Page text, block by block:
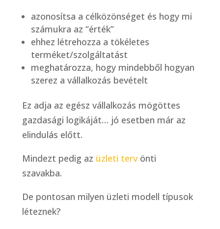
azonosítsa a célközönséget és hogy mi
számukra az “érték”
ehhez létrehozza a tökéletes
terméket/szolgáltatást
meghatározza, hogy mindebből hogyan
szerez a vállalkozás bevételt
Ez adja az egész vállalkozás mögöttes
gazdasági logikáját… jó esetben már az
elindulás előtt.
Mindezt pedig az üzleti tervönti
szavakba.
De pontosan milyen üzleti modell típusok
léteznek?